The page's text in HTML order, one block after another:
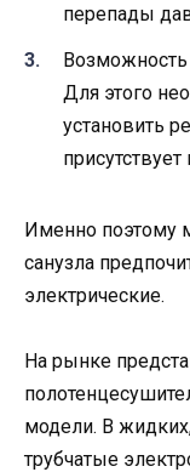
перепады
Возможность
Для этого
установить
присутствует
Именно поэтому
санузла
электрические.
На рынке
модели. В
трубчатые